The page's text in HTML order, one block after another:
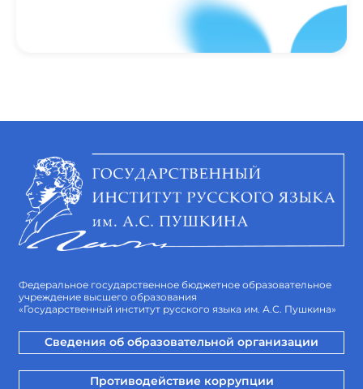
Федеральное государственное бюджетное образовательное
учреждение высшего образования
«Государственный институт русского языка им. А.С. Пушкина»
Сведения об образовательной организации
Противодействие коррупции